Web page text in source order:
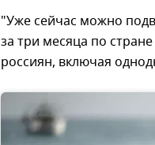
"Уже сейчас можно
за три месяца по
россиян, включая